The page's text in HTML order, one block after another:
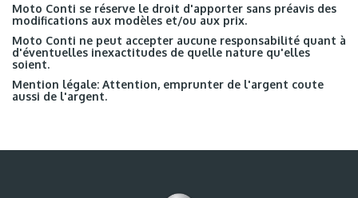
Moto Conti se réserve le droit d'apporter sans préavis des
modifications aux modèles et/ou aux prix.
Moto Conti ne peut accepter aucune responsabilité quant à
d'éventuelles inexactitudes de quelle nature qu'elles
soient.
Mention légale: Attention, emprunter de l'argent coute
aussi de l'argent.